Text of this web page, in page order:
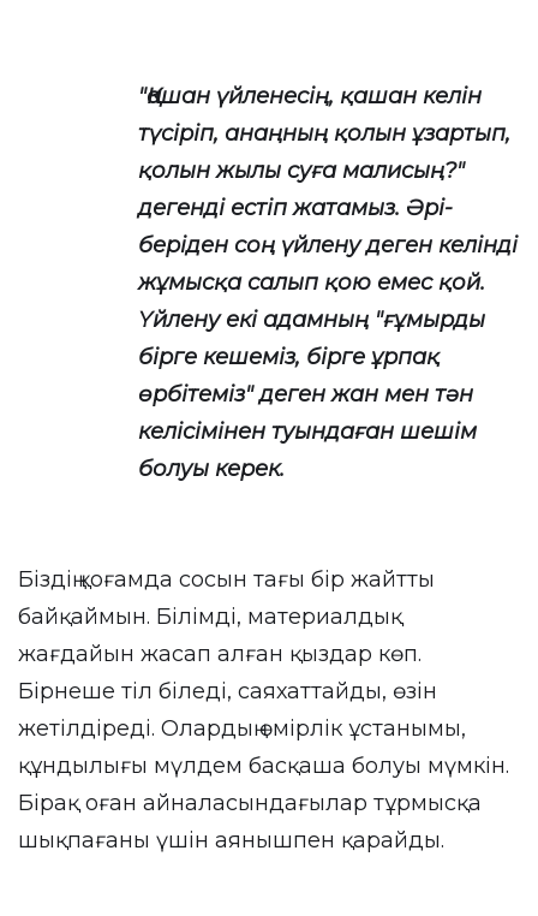
"Қашан үйленесің, қашан келін
түсіріп, анаңның қолын ұзартып,
қолын жылы суға малисың?"
дегенді естіп жатамыз. Әрі-
беріден соң үйлену деген келінді
жұмысқа салып қою емес қой.
Үйлену екі адамның "ғұмырды
бірге кешеміз, бірге ұрпақ
өрбітеміз" деген жан мен тән
келісімінен туындаған шешім
болуы керек.
Біздің қоғамда сосын тағы бір жайтты
байқаймын. Білімді, материалдық
жағдайын жасап алған қыздар көп.
Бірнеше тіл біледі, саяхаттайды, өзін
жетілдіреді. Олардың өмірлік ұстанымы,
құндылығы мүлдем басқаша болуы мүмкін.
Бірақ оған айналасындағылар тұрмысқа
шықпағаны үшін аянышпен қарайды.